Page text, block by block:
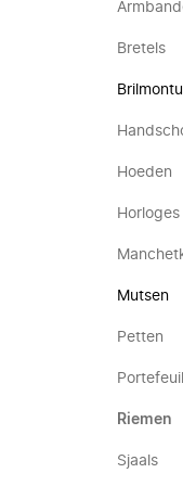
Bretels
Hoeden
Horloges
Mutsen
Petten
Riemen
Sjaals